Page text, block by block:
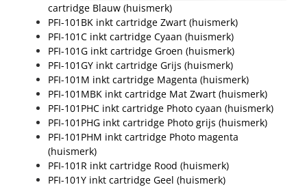
cartridge Blauw (huismerk)
PFI-101BK inkt cartridge Zwart (huismerk)
PFI-101C inkt cartridge Cyaan (huismerk)
PFI-101G inkt cartridge Groen (huismerk)
PFI-101GY inkt cartridge Grijs (huismerk)
PFI-101M inkt cartridge Magenta (huismerk)
PFI-101MBK inkt cartridge Mat Zwart (huismerk)
PFI-101PHC inkt cartridge Photo cyaan (huismerk)
PFI-101PHG inkt cartridge Photo grijs (huismerk)
PFI-101PHM inkt cartridge Photo magenta
(huismerk)
PFI-101R inkt cartridge Rood (huismerk)
PFI-101Y inkt cartridge Geel (huismerk)